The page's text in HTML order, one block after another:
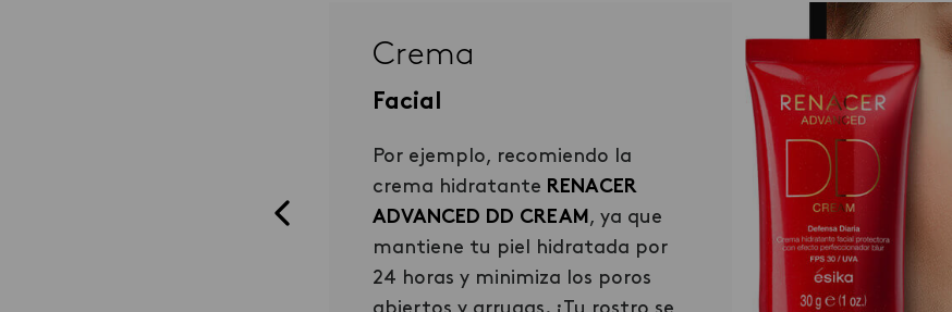
Crema
Facial
Por ejemplo, recomiendo la
crema hidratante RENACER
ADVANCED DD CREAM, ya que
mantiene tu piel hidratada por
24 horas y minimiza los poros
Crema
Corporal
Una crema
de la línea
Vive
favorita, es la
sólo hace que la
hidratada